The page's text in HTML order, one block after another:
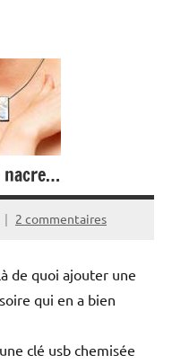
nacre…
2 commentaires
de quoi ajouter une
qui en a bien
clé usb chemisée